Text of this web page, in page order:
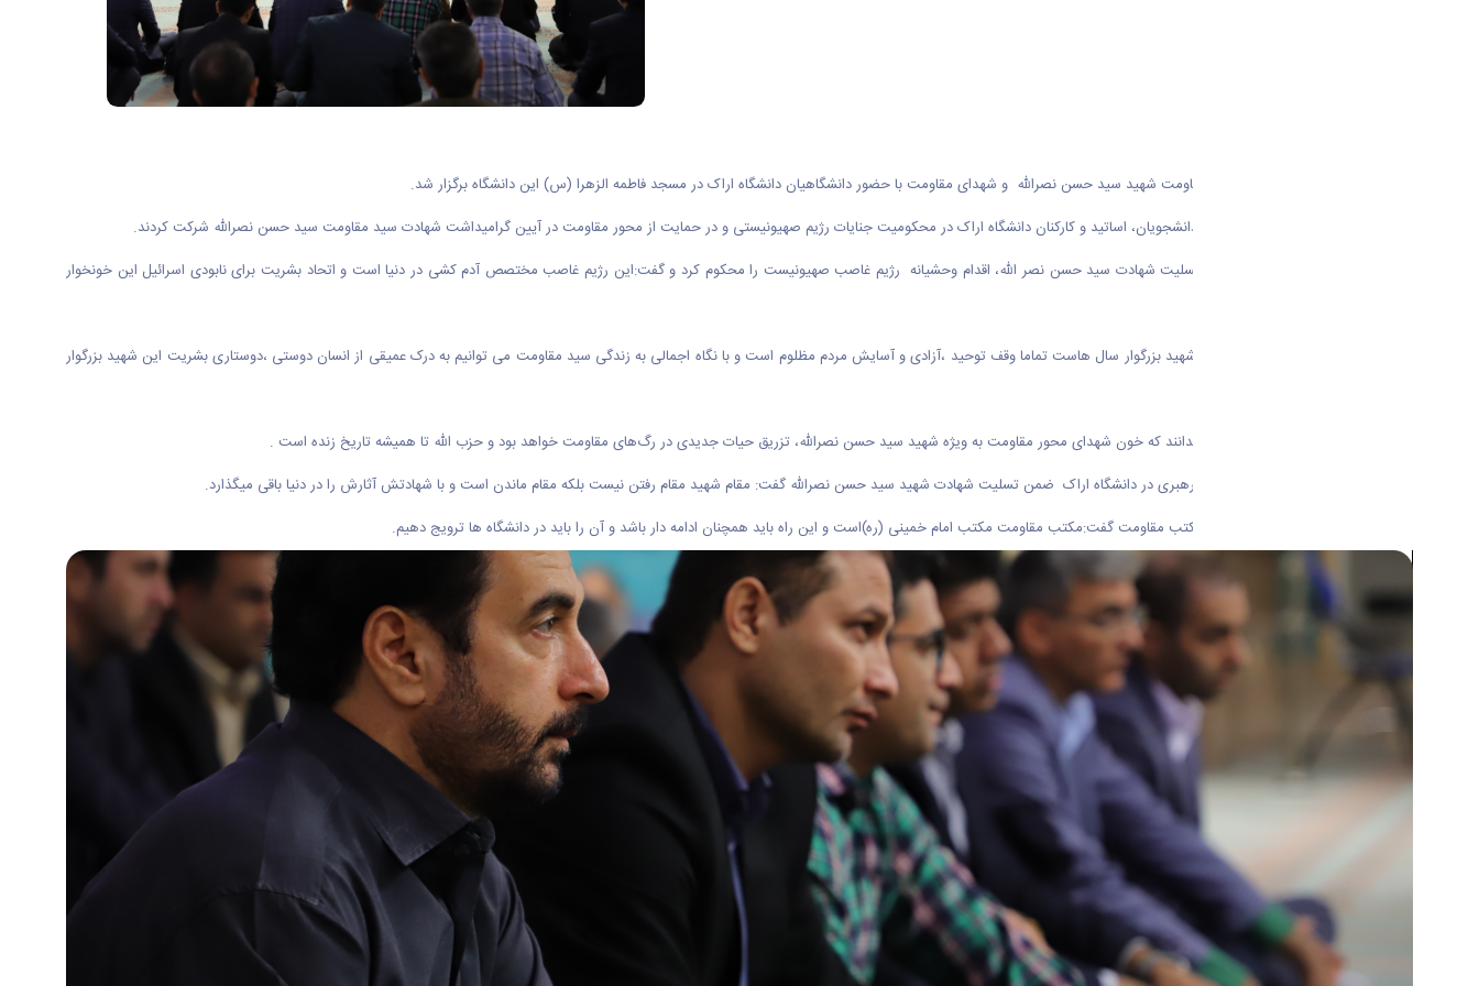
مراسم گرامیداشت شهادت پرچم دار مقاومت شهید سید حسن نصرالله و شهدای مقاومت با حضور دانشگاهیان دانشگاه اراک در مسجد فاطمه الزهرا (س) این دانشگاه برگزار شد.
به گزارش روابط عمومی دانشگاه اراک دانشجویان، اساتید و کارکنان دانشگاه اراک در محکومیت جنایات رژیم صهیونیستی و در حمایت از محور مقاومت در آیین گرامیداشت شهادت سید مقاومت سید حسن نصرالله شرکت کردند.
دکتر ذوالفقاری در این مراسم ضمن تسلیت شهادت سید حسن نصر الله، اقدام وحشیانه رژیم غاصب صهیونیست را محکوم کرد و گفت:این رژیم غاصب مختصص آدم کشی در دنیا است و اتحاد بشریت برای نابودی اسرائیل این خونخوار
رئیس دانشگاه اراک افزود: زندگی این شهید بزرگوار سال هاست تماما وقف توحید ،آزادی و آسایش مردم مظلوم است و با نگاه اجمالی به زندگی سید مقاومت می توانیم به درک عمیقی از انسان دوستی ،دوستاری بشریت این شهید بزرگوار
وی در پایان گفت: دشمنان اسلام باید بدانند که خون شهدای محور مقاومت به ویژه شهید سید حسن نصرالله، تزریق حیات جدیدی در رگ‌های مقاومت خواهد بود و حزب الله تا همیشه تاریخ زنده است .
مسئول دفترنهاد نمایندگی مقام معظم رهبری در دانشگاه اراک ضمن تسلیت شهادت شهید سید حسن نصرالله گفت: مقام شهید مقام رفتن نیست بلکه مقام ماندن است و با شهادتش آثارش را در دنیا باقی میگذارد.
دکتر مهدوی اطهر با اشاره به اهمیت مکتب مقاومت گفت:مکتب مقاومت مکتب امام خمینی (ره)است و این راه باید همچنان ادامه دار باشد و آن را باید در دانشگاه ها ترویج دهیم.